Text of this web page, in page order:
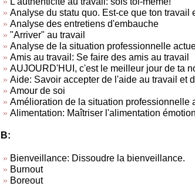
Analyse du statu quo. Est-ce que ton travail
Analyse des entretiens d'embauche
"Arriver" au travail
Analyse de la situation professionnelle
Amis au travail: Se faire des amis au travail
AUJOURD'HUI, c'est le meilleur jour de ta
Aide: Savoir accepter de l'aide au travail et
Amour de soi
Amélioration de la situation professionnelle
Alimentation: Maîtriser l'alimentation
B:
Bienveillance: Dissoudre la bienveillance.
Burnout
Boreout